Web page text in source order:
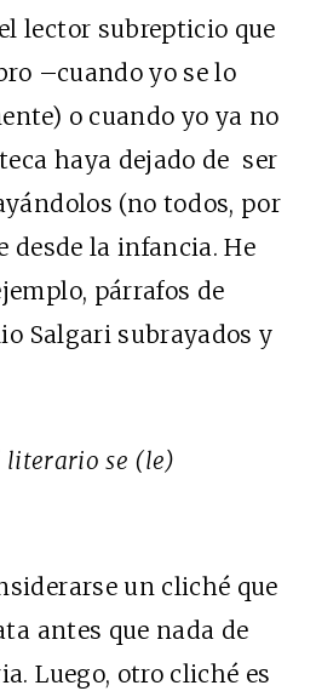
lector subrepticio que
–cuando yo se lo
o cuando yo ya no
haya dejado de ser
(no todos, por
desde la infancia. He
párrafos de
Salgari subrayados y
literario se (le)
un cliché que
antes que nada de
Luego, otro cliché es